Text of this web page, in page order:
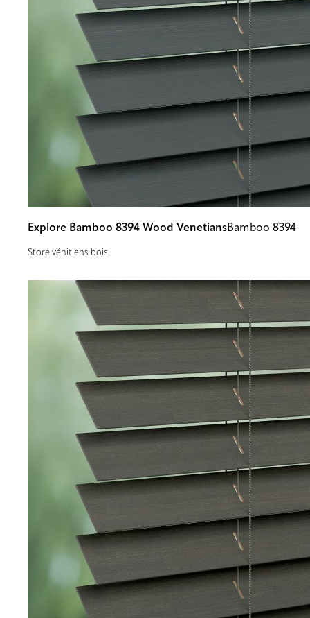
Explore Bamboo 8394 Wood VenetiansBamboo 8394
Store vénitiens bois